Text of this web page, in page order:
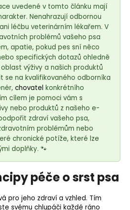
uvedené v tomto článku mají
Nenahrazují odbornou
léčbu veterinárním lékařem. V
problémů vašeho psa
apatie, pokud pes sní něco
specifických dotazů ohledně
výživy a našich produktů
se na kvalifikovaného odborníka
chovatel konkrétního
cílem je pomoci vám s
nebo produktů z našeho e-
zdraví vašeho psa,
problémům nebo
chronické potíže, které lze
doplňky. 🐾
péče o srst psa
pro jeho zdraví a vzhled. Tím
svému chlupáči každé ráno